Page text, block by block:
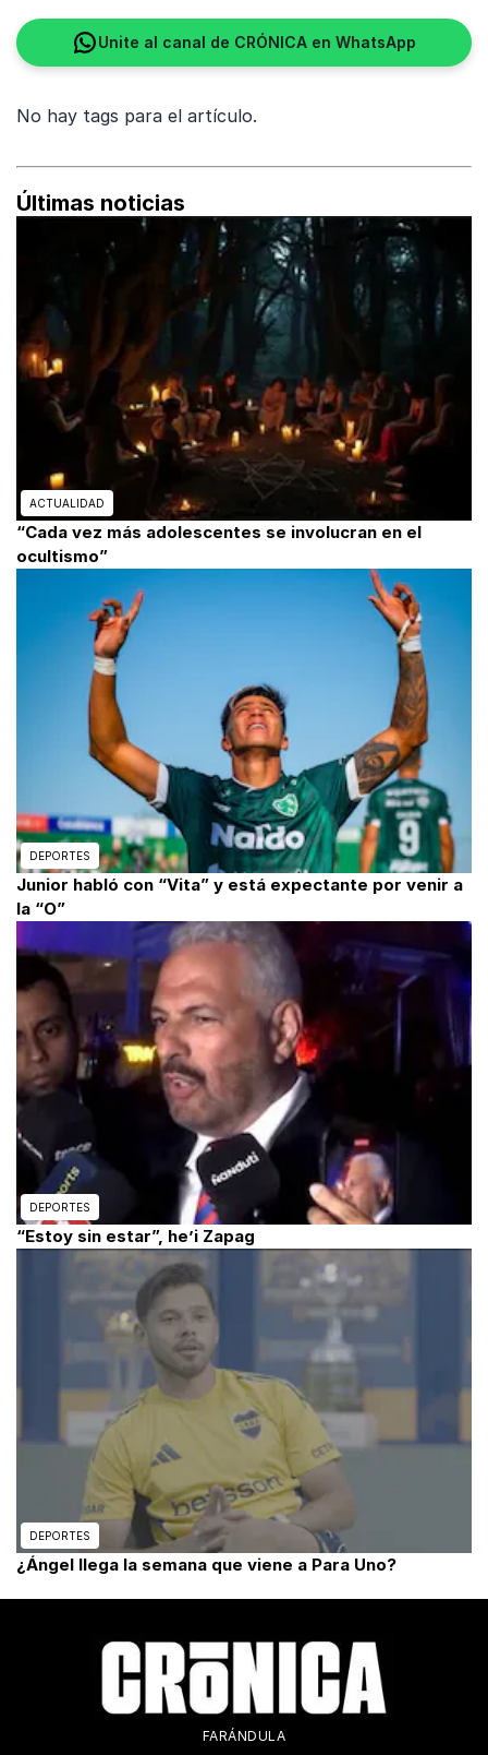
Unite al canal de CRÓNICA en WhatsApp
No hay tags para el artículo.
Últimas noticias
ACTUALIDAD
“Cada vez más adolescentes se involucran en el
ocultismo”
DEPORTES
Junior habló con “Vita” y está expectante por venir a
la “O”
DEPORTES
“Estoy sin estar”, he’i Zapag
DEPORTES
¿Ángel llega la semana que viene a Para Uno?
FARÁNDULA